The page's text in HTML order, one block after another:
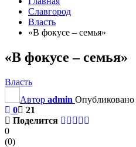
Славгород
Власть
«В фокусе – семья»
«В фокусе – семья»
Власть
Автор admin Опубликовано
0
21
Поделится
0
(0)